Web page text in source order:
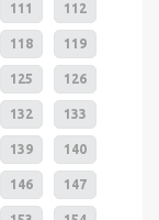
111 112
118 119
125 126
132 133
139 140
146 147